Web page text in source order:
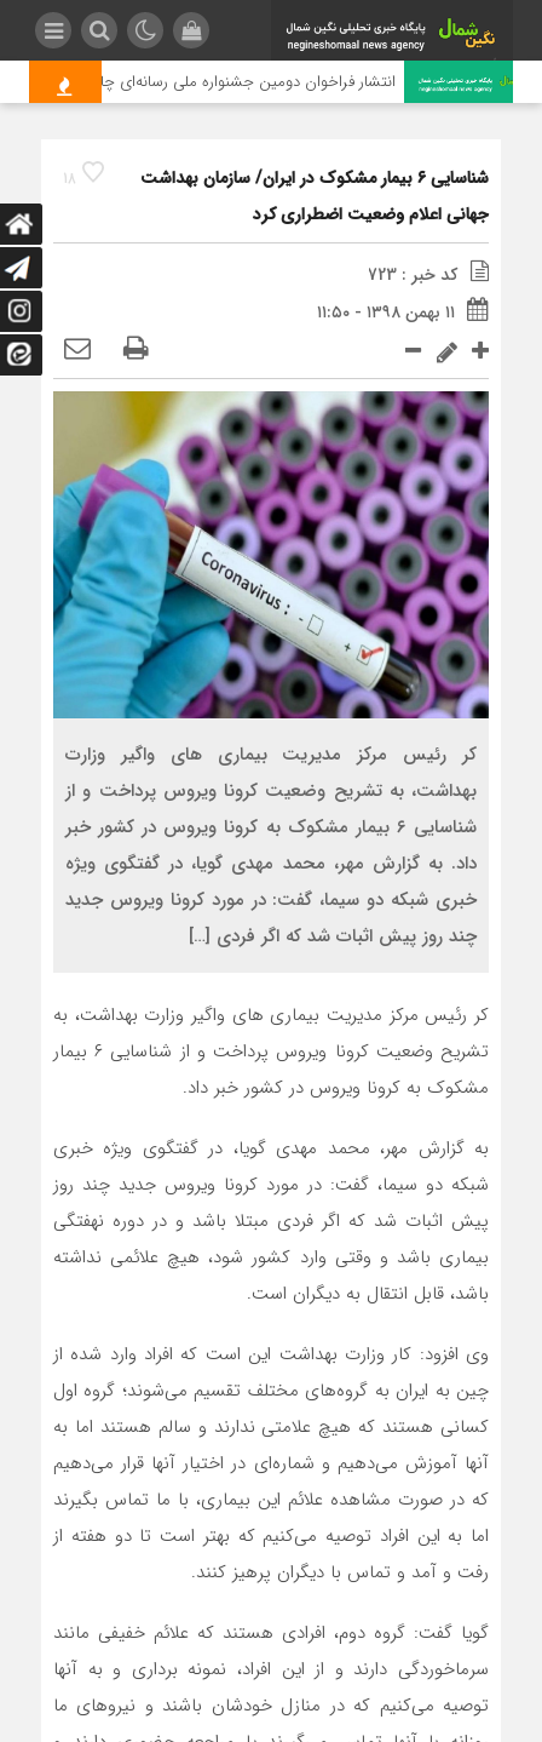
انتشار فراخوان دومین جشنواره ملی رسانه‌ای چای
18
شناسایی ۶ بیمار مشکوک در ایران/ سازمان بهداشت
جهانی اعلام وضعیت اضطراری کرد
کد خبر : 723
۱۱ بهمن ۱۳۹۸ - ۱۱:۵۰
کر رئیس مرکز مدیریت بیماری های واگیر وزارت
بهداشت، به تشریح وضعیت کرونا ویروس پرداخت و از
شناسایی ۶ بیمار مشکوک به کرونا ویروس در کشور خبر
داد. به گزارش مهر، محمد مهدی گویا، در گفتگوی ویژه
خبری شبکه دو سیما، گفت: در مورد کرونا ویروس جدید
چند روز پیش اثبات شد که اگر فردی […]
کر رئیس مرکز مدیریت بیماری های واگیر وزارت بهداشت، به
تشریح وضعیت کرونا ویروس پرداخت و از شناسایی ۶ بیمار
مشکوک به کرونا ویروس در کشور خبر داد.
به گزارش مهر، محمد مهدی گویا، در گفتگوی ویژه خبری
شبکه دو سیما، گفت: در مورد کرونا ویروس جدید چند روز
پیش اثبات شد که اگر فردی مبتلا باشد و در دوره نهفتگی
بیماری باشد و وقتی وارد کشور شود، هیچ علائمی نداشته
باشد، قابل انتقال به دیگران است.
وی افزود: کار وزارت بهداشت این است که افراد وارد شده از
چین به ایران به گروه‌های مختلف تقسیم می‌شوند؛ گروه اول
کسانی هستند که هیچ علامتی ندارند و سالم هستند اما به
آنها آموزش می‌دهیم و شماره‌ای در اختیار آنها قرار می‌دهیم
که در صورت مشاهده علائم این بیماری، با ما تماس بگیرند
اما به این افراد توصیه می‌کنیم که بهتر است تا دو هفته از
رفت و آمد و تماس با دیگران پرهیز کنند.
گویا گفت: گروه دوم، افرادی هستند که علائم خفیفی مانند
سرماخوردگی دارند و از این افراد، نمونه برداری و به آنها
توصیه می‌کنیم که در منازل خودشان باشند و نیروهای ما